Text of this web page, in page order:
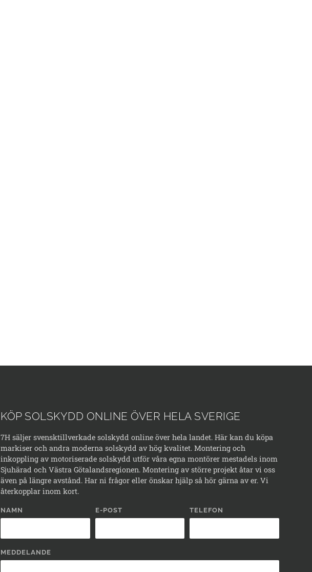
KÖP SOLSKYDD ONLINE ÖVER HELA SVERIGE
7H säljer svensktillverkade solskydd online över hela landet. Här kan du köpa
markiser och andra moderna solskydd av hög kvalitet. Montering och
inkoppling av motoriserade solskydd utför våra egna montörer mestadels inom
Sjuhärad och Västra Götalandsregionen. Montering av större projekt åtar vi oss
även på längre avstånd. Har ni frågor eller önskar hjälp så hör gärna av er. Vi
återkopplar inom kort.
NAMN E-POST TELEFON
MEDDELANDE